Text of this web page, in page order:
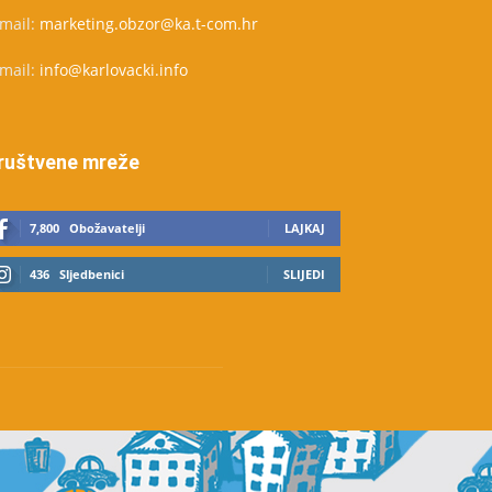
marketing.obzor@ka.t-com.hr
info@karlovacki.info
mreže
7,800 Obožavatelji LAJKAJ
436 Sljedbenici SLIJEDI